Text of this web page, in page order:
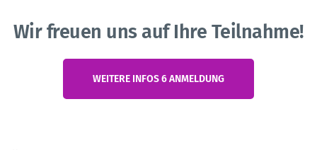
Wir freuen uns auf Ihre Teilnahme!
WEITERE INFOS 6 ANMELDUNG